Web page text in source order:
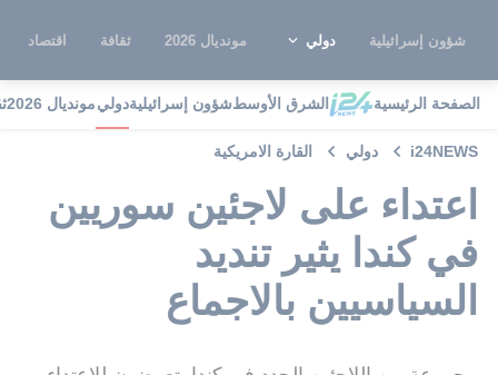
شؤون إسرائيلية دولي مونديال 2026 ثقافة اقتصاد
الصفحة الرئيسية الشرق الأوسطشؤون إسرائيليةدوليمونديال 2026
i24NEWS دولي القارة الامريكية
اعتداء على لاجئين سوريين
في كندا يثير تنديد
السياسيين بالاجماع